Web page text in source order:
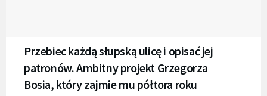
Przebiec każdą słupską ulicę i opisać jej
patronów. Ambitny projekt Grzegorza
Bosia, który zajmie mu półtora roku